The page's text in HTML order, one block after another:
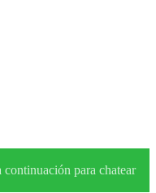
para chatear